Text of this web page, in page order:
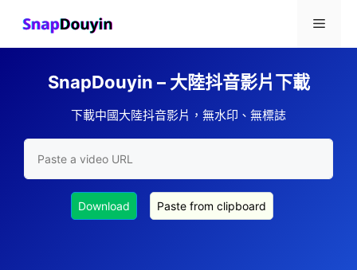
選
SnapDouyin – 大陸抖音影片下載
下載中國大陸抖音影片，無水印、無標誌
Download Paste from clipboard